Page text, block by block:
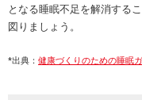
となる睡眠不足を解消する
図りましょう。
*出典： 健康づくりのための睡眠